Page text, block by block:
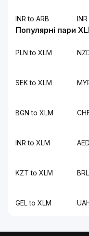
INR to ARB
Популярні пари
PLN to XLM
SEK to XLM
BGN to XLM
INR to XLM
KZT to XLM
GEL to XLM